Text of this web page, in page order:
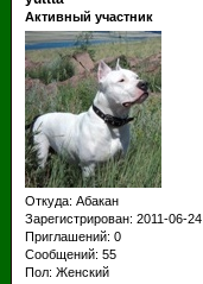
Активный участник
Откуда: Абакан
Зарегистрирован: 2011-06-24
Приглашений: 0
Сообщений: 55
Пол: Женский